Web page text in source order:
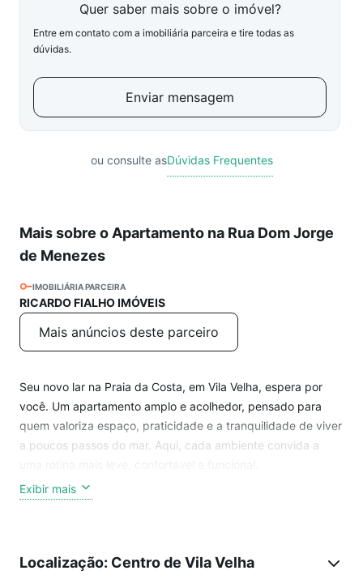
Quer saber mais sobre o imóvel?
Entre em contato com a imobiliária parceira e tire todas as
dúvidas.
Enviar mensagem
ou consulte asDúvidas Frequentes
Mais sobre o Apartamento na Rua Dom Jorge
de Menezes
IMOBILIÁRIA PARCEIRA
RICARDO FIALHO IMÓVEIS
Mais anúncios deste parceiro
Seu novo lar na Praia da Costa, em Vila Velha, espera por
você. Um apartamento amplo e acolhedor, pensado para
quem valoriza espaço, praticidade e a tranquilidade de viver
a poucos passos do mar. Aqui, cada ambiente convida a
Diferenciais do imóvel:
Exibir mais
Localização: Centro de Vila Velha